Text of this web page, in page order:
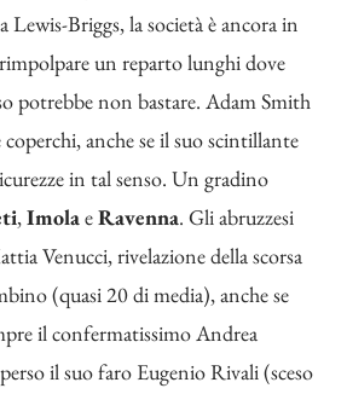
Lewis-Briggs, la società è ancora in
un reparto lunghi dove
potrebbe non bastare. Adam Smith
anche se il suo scintillante
in tal senso. Un gradino
,ImolaeRavenna. Gli abruzzesi
Venucci, rivelazione della scorsa
(quasi 20 di media), anche se
il confermatissimo Andrea
il suo faro Eugenio Rivali (sceso